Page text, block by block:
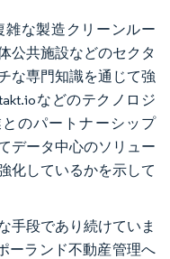
な製造クリーンルー
公共施設などのセクタ
な専門知識を通じて強
などのテクノロジ
のパートナーシップ
データ中心のソリュー
化しているかを示して
手段であり続けていま
ーランド不動産管理へ